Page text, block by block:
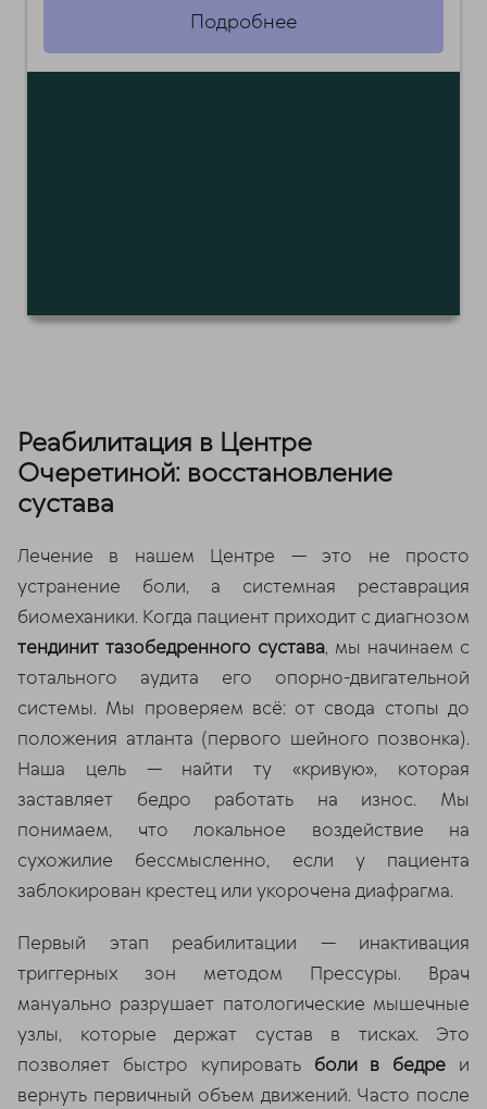
Подробнее
Реабилитация в Центре
Очеретиной: восстановление
сустава
Лечение в нашем Центре — это не просто
устранение боли, а системная реставрация
биомеханики. Когда пациент приходит с диагнозом
тендинит тазобедренного сустава, мы начинаем с
тотального аудита его опорно-двигательной
системы. Мы проверяем всё: от свода стопы до
положения атланта (первого шейного позвонка).
Наша цель — найти ту «кривую», которая
заставляет бедро работать на износ. Мы
понимаем, что локальное воздействие на
сухожилие бессмысленно, если у пациента
заблокирован крестец или укорочена диафрагма.
Первый этап реабилитации — инактивация
триггерных зон методом Прессуры. Врач
мануально разрушает патологические мышечные
узлы, которые держат сустав в тисках. Это
позволяет быстро купировать боли в бедре и
вернуть первичный объем движений. Часто после
ChatApp
online